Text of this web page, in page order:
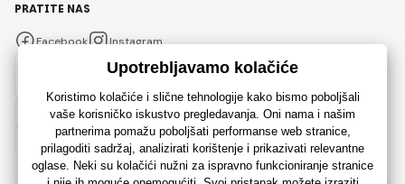
PRATITE NAS
Facebook Instagram